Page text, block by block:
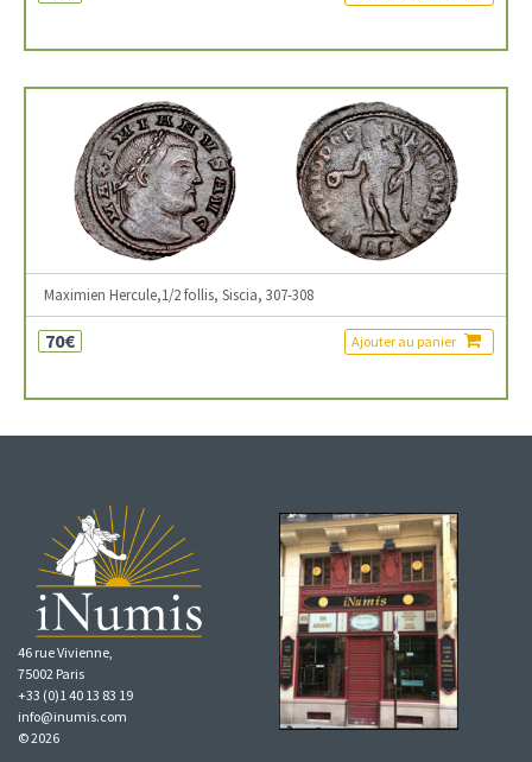
Maximien Hercule,1/2 follis, Siscia, 307-308
70€ Ajouter au panier
46 rue Vivienne,
75002 Paris
+33 (0)1 40 13 83 19
info@inumis.com
© 2026